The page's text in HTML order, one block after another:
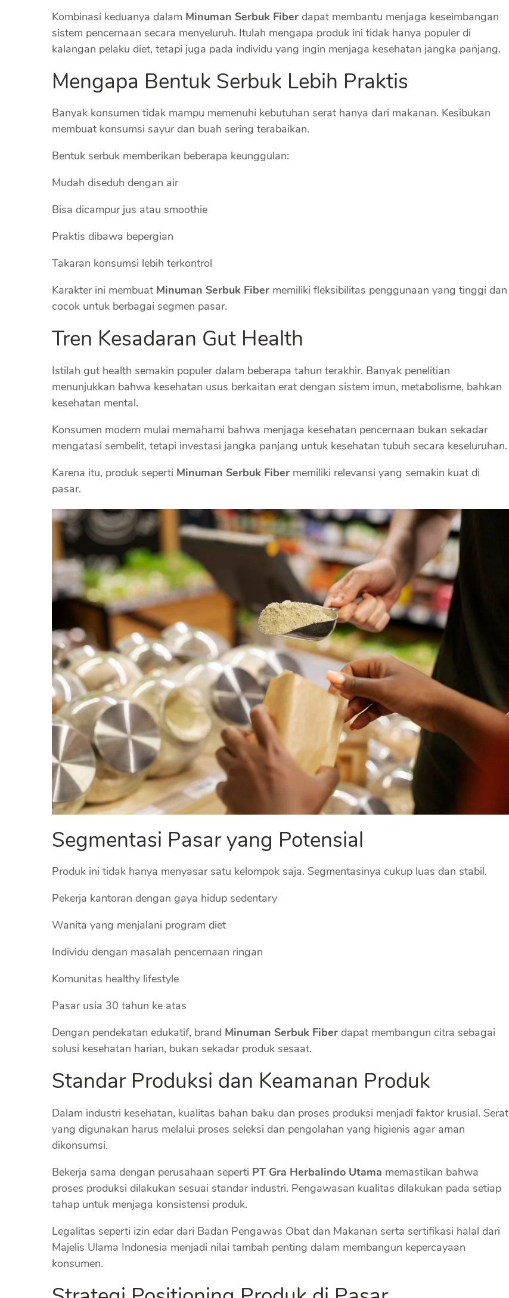
Kombinasi keduanya dalam Minuman Serbuk Fiber dapat membantu menjaga keseimbangan
sistem pencernaan secara menyeluruh. Itulah mengapa produk ini tidak hanya populer di
kalangan pelaku diet, tetapi juga pada individu yang ingin menjaga kesehatan jangka panjang.
Mengapa Bentuk Serbuk Lebih Praktis
Banyak konsumen tidak mampu memenuhi kebutuhan serat hanya dari makanan. Kesibukan
membuat konsumsi sayur dan buah sering terabaikan.
Bentuk serbuk memberikan beberapa keunggulan:
Mudah diseduh dengan air
Bisa dicampur jus atau smoothie
Praktis dibawa bepergian
Takaran konsumsi lebih terkontrol
Karakter ini membuat Minuman Serbuk Fiber memiliki fleksibilitas penggunaan yang tinggi dan
cocok untuk berbagai segmen pasar.
Tren Kesadaran Gut Health
Istilah gut health semakin populer dalam beberapa tahun terakhir. Banyak penelitian
menunjukkan bahwa kesehatan usus berkaitan erat dengan sistem imun, metabolisme, bahkan
kesehatan mental.
Konsumen modern mulai memahami bahwa menjaga kesehatan pencernaan bukan sekadar
mengatasi sembelit, tetapi investasi jangka panjang untuk kesehatan tubuh secara keseluruhan.
Karena itu, produk seperti Minuman Serbuk Fiber memiliki relevansi yang semakin kuat di
pasar.
Segmentasi Pasar yang Potensial
Produk ini tidak hanya menyasar satu kelompok saja. Segmentasinya cukup luas dan stabil.
Pekerja kantoran dengan gaya hidup sedentary
Wanita yang menjalani program diet
Individu dengan masalah pencernaan ringan
Komunitas healthy lifestyle
Pasar usia 30 tahun ke atas
Dengan pendekatan edukatif, brand Minuman Serbuk Fiber dapat membangun citra sebagai
solusi kesehatan harian, bukan sekadar produk sesaat.
Standar Produksi dan Keamanan Produk
Dalam industri kesehatan, kualitas bahan baku dan proses produksi menjadi faktor krusial. Serat
yang digunakan harus melalui proses seleksi dan pengolahan yang higienis agar aman
dikonsumsi.
Bekerja sama dengan perusahaan seperti PT Gra Herbalindo Utama memastikan bahwa
proses produksi dilakukan sesuai standar industri. Pengawasan kualitas dilakukan pada setiap
tahap untuk menjaga konsistensi produk.
Legalitas seperti izin edar dari Badan Pengawas Obat dan Makanan serta sertifikasi halal dari
Majelis Ulama Indonesia menjadi nilai tambah penting dalam membangun kepercayaan
konsumen.